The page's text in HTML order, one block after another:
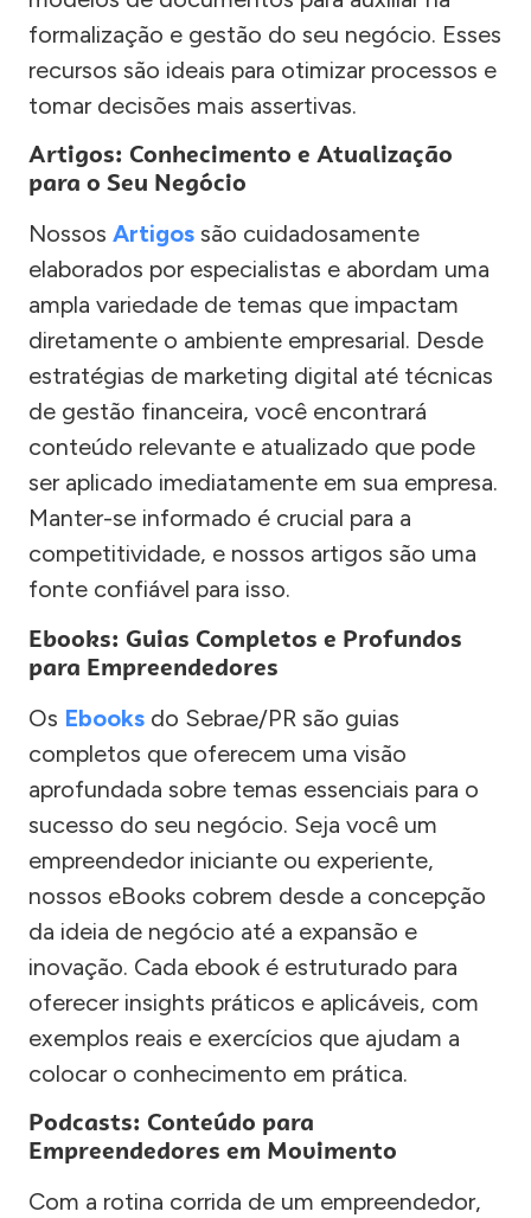
formalização e gestão do seu negócio. Esses
recursos são ideais para otimizar processos e
tomar decisões mais assertivas.
Artigos: Conhecimento e Atualização
para o Seu Negócio
Nossos Artigos são cuidadosamente
elaborados por especialistas e abordam uma
ampla variedade de temas que impactam
diretamente o ambiente empresarial. Desde
estratégias de marketing digital até técnicas
de gestão financeira, você encontrará
conteúdo relevante e atualizado que pode
ser aplicado imediatamente em sua empresa.
Manter-se informado é crucial para a
competitividade, e nossos artigos são uma
fonte confiável para isso.
Ebooks: Guias Completos e Profundos
para Empreendedores
Os Ebooks do Sebrae/PR são guias
completos que oferecem uma visão
aprofundada sobre temas essenciais para o
sucesso do seu negócio. Seja você um
empreendedor iniciante ou experiente,
nossos eBooks cobrem desde a concepção
da ideia de negócio até a expansão e
inovação. Cada ebook é estruturado para
oferecer insights práticos e aplicáveis, com
exemplos reais e exercícios que ajudam a
colocar o conhecimento em prática.
Podcasts: Conteúdo para
Empreendedores em Movimento
Com a rotina corrida de um empreendedor,